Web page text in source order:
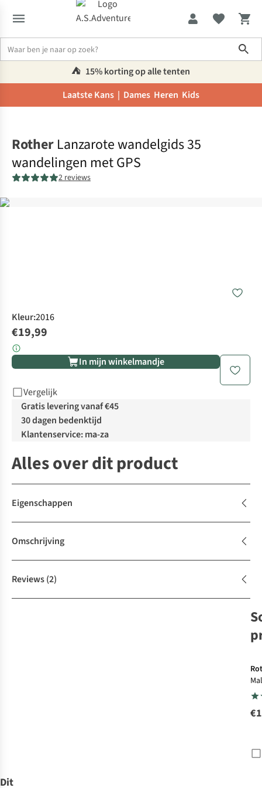
⛺️ 15% korting op alle tenten
Laatste Kans | Dames Heren Kids
Rother Lanzarote wandelgids 35
wandelingen met GPS
2 reviews
Kleur:2016
€19,99
In mijn winkelmandje
Vergelijk
Gratis levering vanaf €45
30 dagen bedenktijd
Klantenservice: ma-za
Alles over dit product
Eigenschappen
Omschrijving
Reviews(2)
Dit